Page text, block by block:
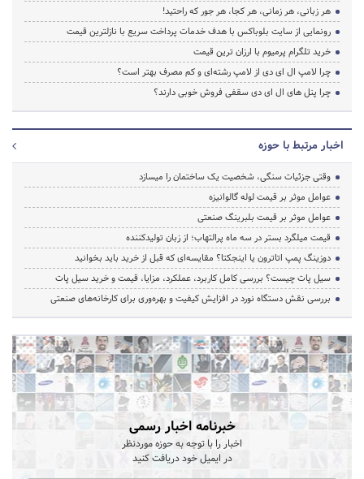
هر زبانی، هر زمانی، هر کجا، هر جور که راحتید!
رونمایی از سایت بلوباکس با هدف خدمات پرداخت سریع با نازلترین قیمت
خرید تلگرام پرمیوم با ارزان ترین قیمت
چرا لامپ ال ای دی از لامپ رشته‌ای و کم مصرف بهتر است؟
چرا پنل های ال ای دی سقفی فروش خوبی دارند؟
اخبار مرتبط با حوزه
وقتی جزئیات سنگی، شخصیت یک ساختمان را میسازد
عوامل موثر بر قیمت لوله گالوانیزه
عوامل موثر بر قیمت بلبرینگ صنعتی
قیمت میلگرد بستر در سه ماه پرالتهاب؛ از زبان تولیدکننده
دوزینگ پمپ اتاترون یا اینجکتا؟ مقایسه‌ای که قبل از خرید باید بخوانید
سیل پات چیست؟ بررسی کامل کاربرد، عملکرد، مزایا، قیمت و خرید سیل پات
بررسی نقش دستگاه نورد در افزایش کیفیت و بهره‌وری برای کارخانه‌های صنعتی
خبرنامه اخبار رسمی
اخبار را با توجه به حوزه موردنظر
در ایمیل خود دریافت کنید